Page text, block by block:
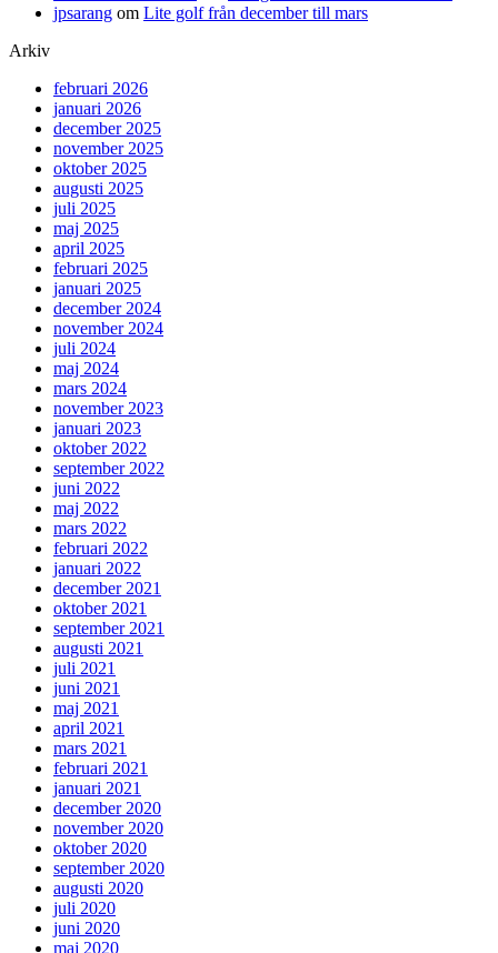
jpsarang om Lite golf från december till mars
Arkiv
februari 2026
januari 2026
december 2025
november 2025
oktober 2025
augusti 2025
juli 2025
maj 2025
april 2025
februari 2025
januari 2025
december 2024
november 2024
juli 2024
maj 2024
mars 2024
november 2023
januari 2023
oktober 2022
september 2022
juni 2022
maj 2022
mars 2022
februari 2022
januari 2022
december 2021
oktober 2021
september 2021
augusti 2021
juli 2021
juni 2021
maj 2021
april 2021
mars 2021
februari 2021
januari 2021
december 2020
november 2020
oktober 2020
september 2020
augusti 2020
juli 2020
juni 2020
maj 2020